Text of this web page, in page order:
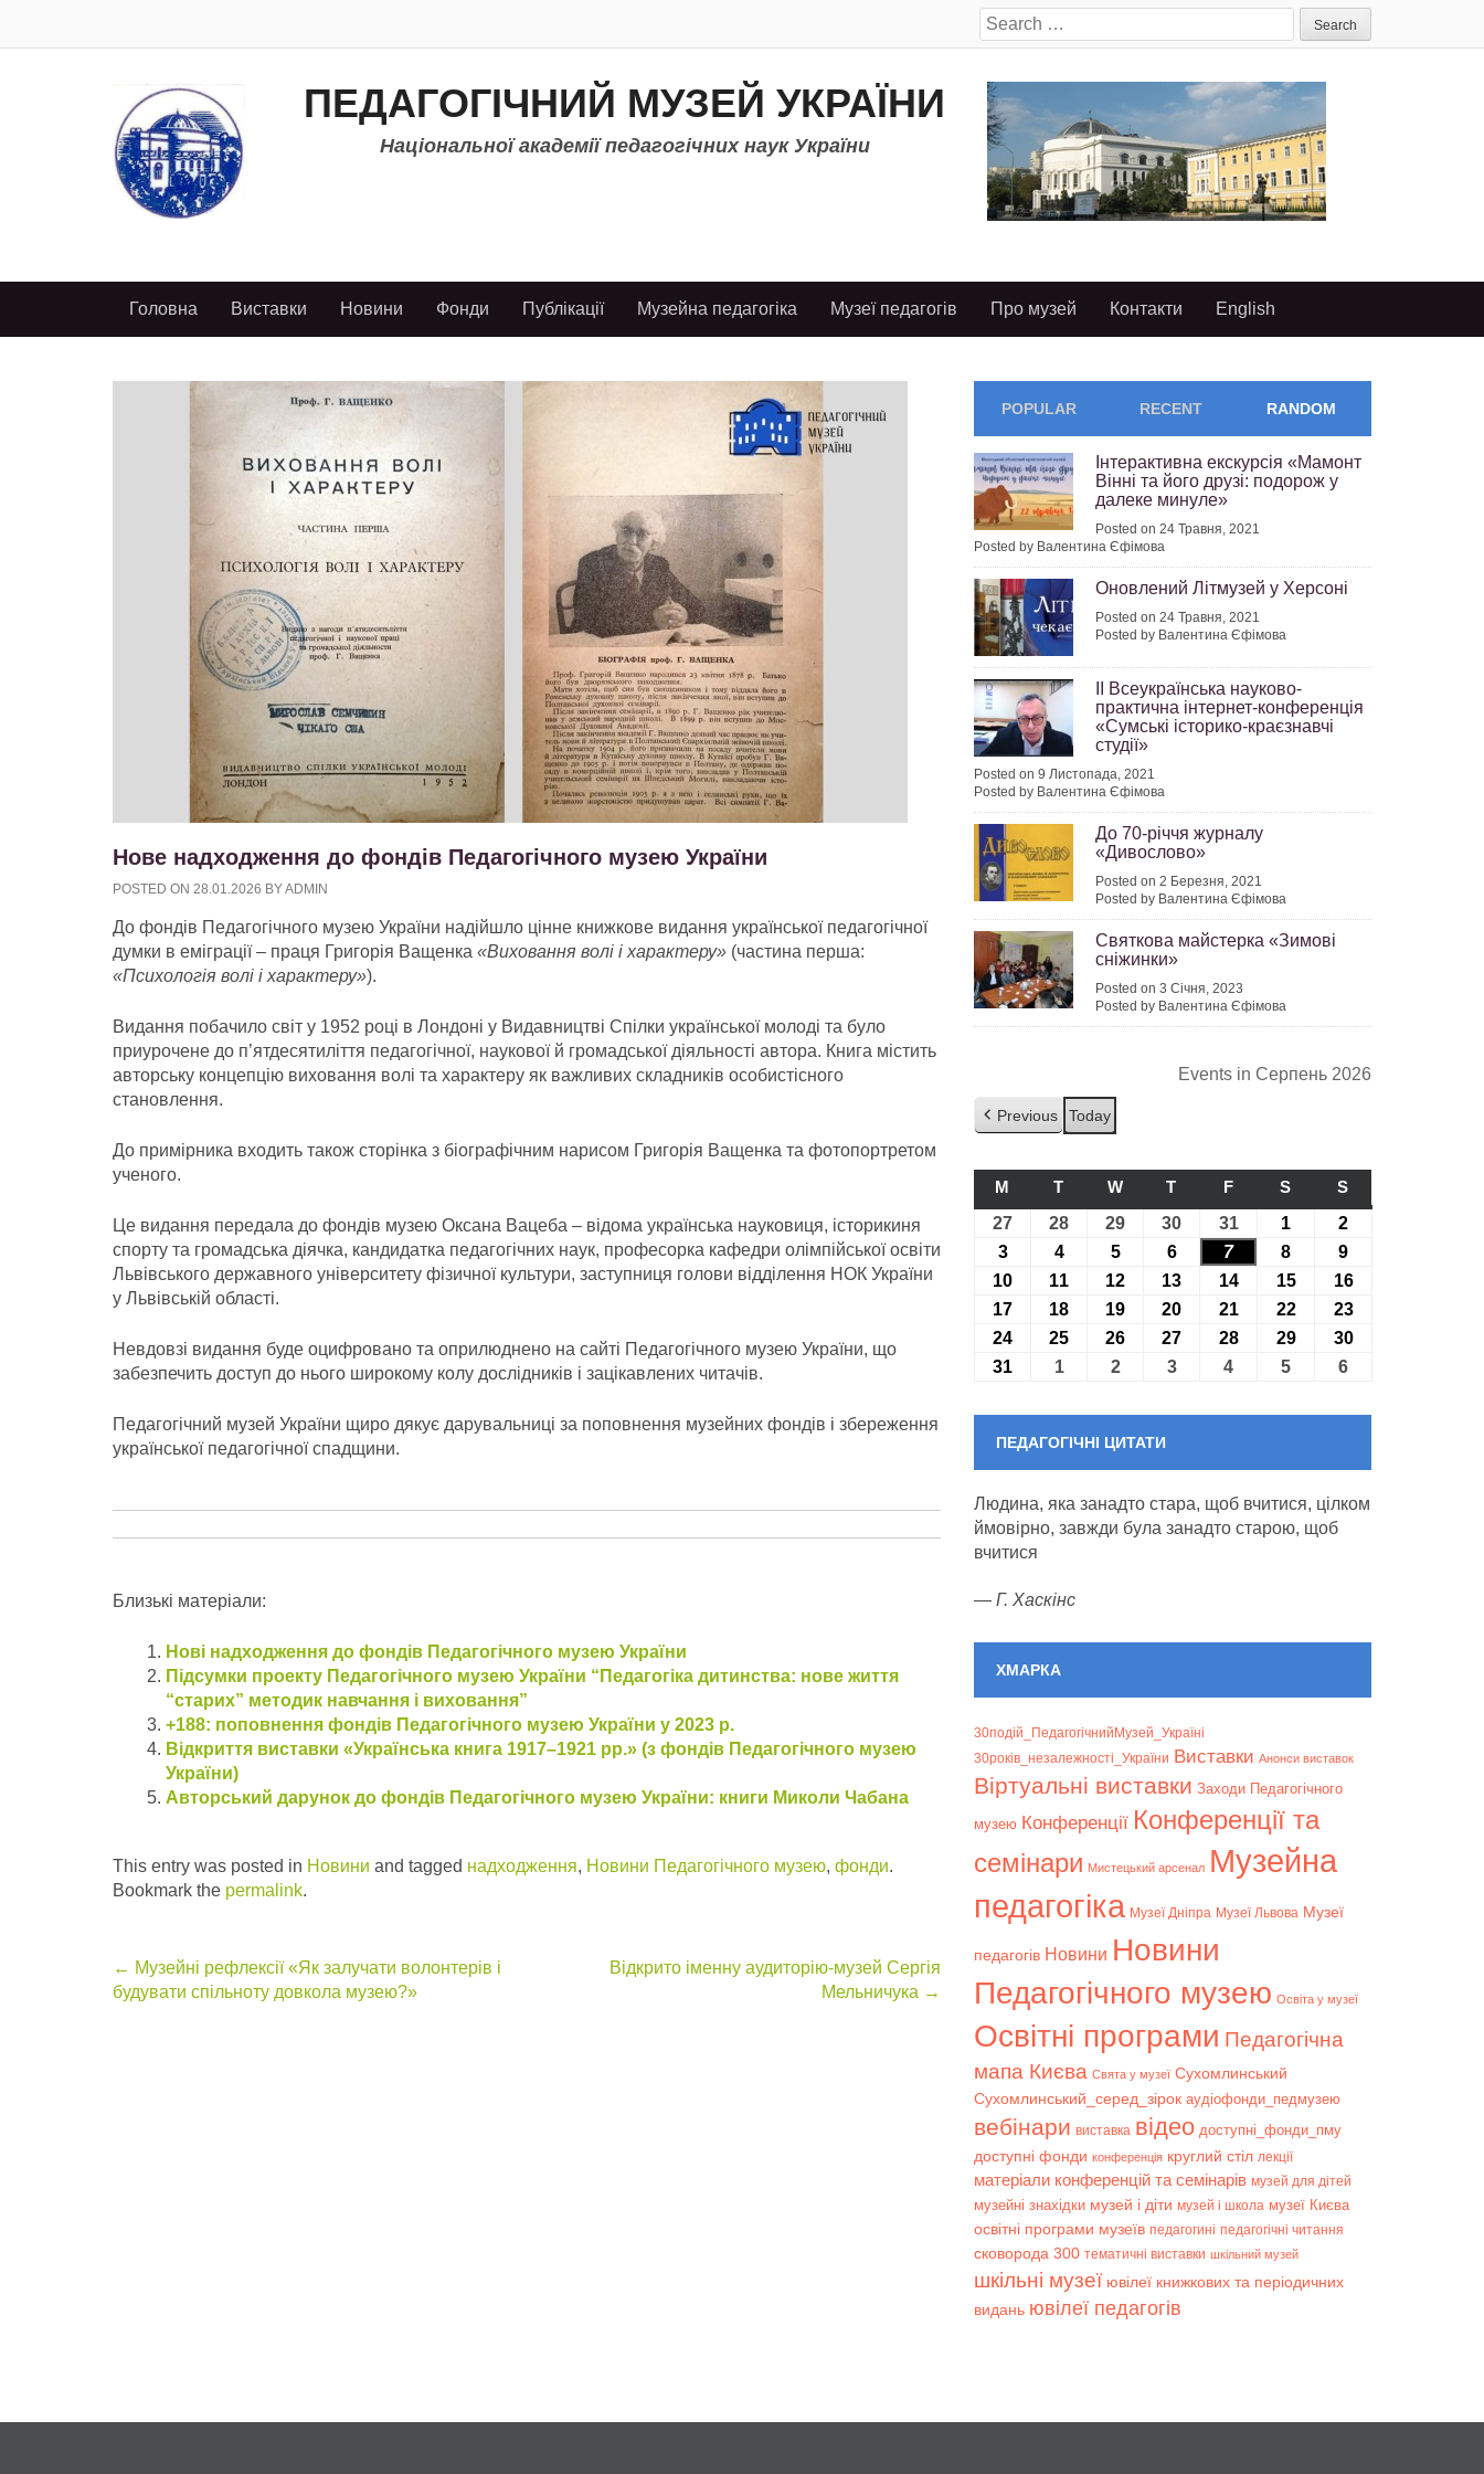
Search
for:
ПЕДАГОГІЧНИЙ МУЗЕЙ УКРАЇНИ
Національної академії педагогічних наук України
Головна Виставки Новини Фонди Публікації Музейна педагогіка Музеї педагогів Про музей Контакти English
Нове надходження до фондів Педагогічного музею України
POSTED ON 28.01.2026 BYADMIN
До фондів Педагогічного музею України надійшло цінне книжкове видання української педагогічної
думки в еміграції – праця Григорія Ващенка «Виховання волі і характеру» (частина перша:
«Психологія волі і характеру»).
Видання побачило світ у 1952 році в Лондоні у Видавництві Спілки української молоді та було
приурочене до п’ятдесятиліття педагогічної, наукової й громадської діяльності автора. Книга містить
авторську концепцію виховання волі та характеру як важливих складників особистісного
становлення.
До примірника входить також сторінка з біографічним нарисом Григорія Ващенка та фотопортретом
ученого.
Це видання передала до фондів музею Оксана Вацеба – відома українська науковиця, історикиня
спорту та громадська діячка, кандидатка педагогічних наук, професорка кафедри олімпійської освіти
Львівського державного університету фізичної культури, заступниця голови відділення НОК України
у Львівській області.
Невдовзі видання буде оцифровано та оприлюднено на сайті Педагогічного музею України, що
забезпечить доступ до нього широкому колу дослідників і зацікавлених читачів.
Педагогічний музей України щиро дякує дарувальниці за поповнення музейних фондів і збереження
української педагогічної спадщини.
Близькі матеріали:
Нові надходження до фондів Педагогічного музею України
Підсумки проекту Педагогічного музею України “Педагогіка дитинства: нове життя
“старих” методик навчання і виховання”
+188: поповнення фондів Педагогічного музею України у 2023 р.
Відкриття виставки «Українська книга 1917–1921 рр.» (з фондів Педагогічного музею
України)
Авторський дарунок до фондів Педагогічного музею України: книги Миколи Чабана
This entry was posted in Новини and tagged надходження, Новини Педагогічного музею, фонди.
Bookmark the permalink.
Post
← Музейні рефлексії «Як залучати волонтерів і
будувати спільноту довкола музею?»
Відкрито іменну аудиторію-музей Сергія
Мельничука →
POPULAR RECENT RANDOM
Інтерактивна екскурсія «Мамонт
Вінні та його друзі: подорож у
далеке минуле»
Posted on 24 Травня, 2021
Posted by Валентина Єфімова
Оновлений Літмузей у Херсоні
Posted on 24 Травня, 2021
Posted by Валентина Єфімова
ІІ Всеукраїнська науково-
практична інтернет-конференція
«Сумські історико-краєзнавчі
студії»
Posted on 9 Листопада, 2021
Posted by Валентина Єфімова
До 70-річчя журналу
«Дивослово»
Posted on 2 Березня, 2021
Posted by Валентина Єфімова
Святкова майстерка «Зимові
сніжинки»
Posted on 3 Січня, 2023
Posted by Валентина Єфімова
Events in Серпень 2026
Previous Today
M ПОНЕДІЛОК
T ВІВТОРОК
WСЕРЕДА
T ЧЕТВЕР
FП’ЯТНИЦЯ
S СУБОТА
S
27 27.07.2026
28 28.07.2026
29 29.07.2026
30 30.07.2026
3131.07.2026
1 01.08.2026
2
303.08.2026
404.08.2026
505.08.2026
606.08.2026
707.08.2026
8 08.08.2026
9
10 10.08.2026
11 11.08.2026
12 12.08.2026
13 13.08.2026
1414.08.2026
1515.08.2026
1616.08.2026
17 17.08.2026
18 18.08.2026
19 19.08.2026
20 20.08.2026
2121.08.2026
2222.08.2026
2323.08.2026
24 24.08.2026
25 25.08.2026
26 26.08.2026
27 27.08.2026
2828.08.2026
2929.08.2026
3030.08.2026
31 31.08.2026
101.09.2026
202.09.2026
303.09.2026
4 04.09.2026
5 05.09.2026
6
ПЕДАГОГІЧНІ ЦИТАТИ
Людина, яка занадто стара, щоб вчитися, цілком
ймовірно, завжди була занадто старою, щоб
вчитися
— Г. Хаскінс
ХМАРКА
30подій_ПедагогічнийМузей_Україні
30років_незалежності_України Bиставки Анонси виставок
Віртуальні виставки Заходи Педагогічного
музею Конференції Конференції та
семінари Мистецький арсенал Музейна
педагогіка Музеї Дніпра Музеї Львова Музеї
педагогів Новини Новини
Педагогічного музею Освіта у музеї
Освітні програми Педагогічна
мапа Києва Свята у музеї Сухомлинський
Сухомлинський_серед_зірок аудіофонди_педмузею
вебінари виставка відео доступні_фонди_пму
доступні фонди конференція круглий стіл лекції
матеріали конференцій та семінарів музей для дітей
музейні знахідки музей і діти музей і школа музеї Києва
освітні програми музеїв педагогині педагогічні читання
сковорода 300 тематичні виставки шкільний музей
шкільні музеї ювілеї книжкових та періодичних
видань ювілеї педагогів